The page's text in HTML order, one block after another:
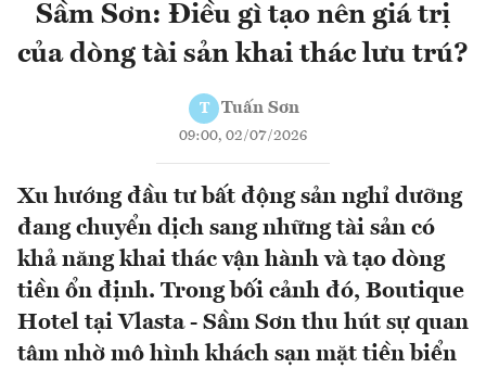
Sầm Sơn: Điều gì tạo nên giá trị
của dòng tài sản khai thác lưu trú?
T Tuấn Sơn
09:00, 02/07/2026
Xu hướng đầu tư bất động sản nghỉ dưỡng
đang chuyển dịch sang những tài sản có
khả năng khai thác vận hành và tạo dòng
tiền ổn định. Trong bối cảnh đó, Boutique
Hotel tại Vlasta - Sầm Sơn thu hút sự quan
tâm nhờ mô hình khách sạn mặt tiền biển